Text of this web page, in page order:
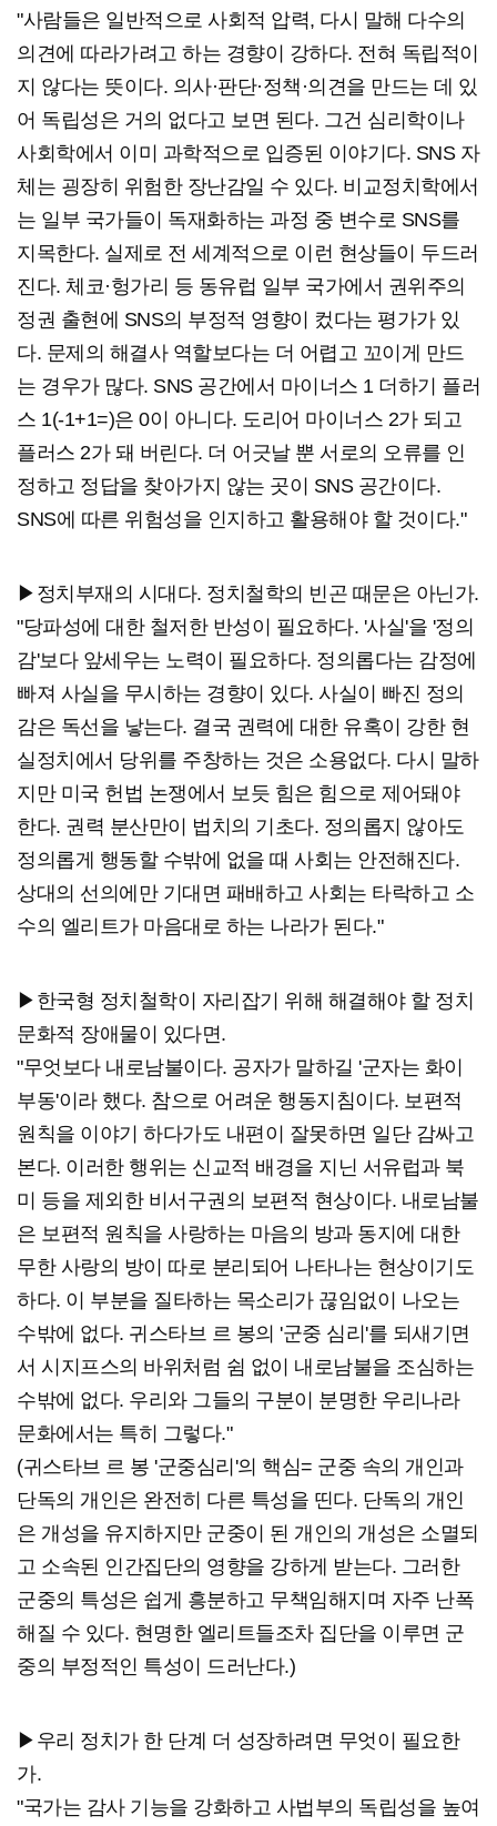
"사람들은 일반적으로 사회적 압력, 다시 말해 다수의
의견에 따라가려고 하는 경향이 강하다. 전혀 독립적이
지 않다는 뜻이다. 의사·판단·정책·의견을 만드는 데 있
어 독립성은 거의 없다고 보면 된다. 그건 심리학이나
사회학에서 이미 과학적으로 입증된 이야기다. SNS 자
체는 굉장히 위험한 장난감일 수 있다. 비교정치학에서
는 일부 국가들이 독재화하는 과정 중 변수로 SNS를
지목한다. 실제로 전 세계적으로 이런 현상들이 두드러
진다. 체코·헝가리 등 동유럽 일부 국가에서 권위주의
정권 출현에 SNS의 부정적 영향이 컸다는 평가가 있
다. 문제의 해결사 역할보다는 더 어렵고 꼬이게 만드
는 경우가 많다. SNS 공간에서 마이너스 1 더하기 플러
스 1(-1+1=)은 0이 아니다. 도리어 마이너스 2가 되고
플러스 2가 돼 버린다. 더 어긋날 뿐 서로의 오류를 인
정하고 정답을 찾아가지 않는 곳이 SNS 공간이다.
SNS에 따른 위험성을 인지하고 활용해야 할 것이다."
▶정치부재의 시대다. 정치철학의 빈곤 때문은 아닌가.
"당파성에 대한 철저한 반성이 필요하다. '사실'을 '정의
감'보다 앞세우는 노력이 필요하다. 정의롭다는 감정에
빠져 사실을 무시하는 경향이 있다. 사실이 빠진 정의
감은 독선을 낳는다. 결국 권력에 대한 유혹이 강한 현
실정치에서 당위를 주창하는 것은 소용없다. 다시 말하
지만 미국 헌법 논쟁에서 보듯 힘은 힘으로 제어돼야
한다. 권력 분산만이 법치의 기초다. 정의롭지 않아도
정의롭게 행동할 수밖에 없을 때 사회는 안전해진다.
상대의 선의에만 기대면 패배하고 사회는 타락하고 소
수의 엘리트가 마음대로 하는 나라가 된다."
▶한국형 정치철학이 자리잡기 위해 해결해야 할 정치
문화적 장애물이 있다면.
"무엇보다 내로남불이다. 공자가 말하길 '군자는 화이
부동'이라 했다. 참으로 어려운 행동지침이다. 보편적
원칙을 이야기 하다가도 내편이 잘못하면 일단 감싸고
본다. 이러한 행위는 신교적 배경을 지닌 서유럽과 북
미 등을 제외한 비서구권의 보편적 현상이다. 내로남불
은 보편적 원칙을 사랑하는 마음의 방과 동지에 대한
무한 사랑의 방이 따로 분리되어 나타나는 현상이기도
하다. 이 부분을 질타하는 목소리가 끊임없이 나오는
수밖에 없다. 귀스타브 르 봉의 '군중 심리'를 되새기면
서 시지프스의 바위처럼 쉼 없이 내로남불을 조심하는
수밖에 없다. 우리와 그들의 구분이 분명한 우리나라
문화에서는 특히 그렇다."
(귀스타브 르 봉 '군중심리'의 핵심= 군중 속의 개인과
단독의 개인은 완전히 다른 특성을 띤다. 단독의 개인
은 개성을 유지하지만 군중이 된 개인의 개성은 소멸되
고 소속된 인간집단의 영향을 강하게 받는다. 그러한
군중의 특성은 쉽게 흥분하고 무책임해지며 자주 난폭
해질 수 있다. 현명한 엘리트들조차 집단을 이루면 군
중의 부정적인 특성이 드러난다.)
▶우리 정치가 한 단계 더 성장하려면 무엇이 필요한
가.
"국가는 감사 기능을 강화하고 사법부의 독립성을 높여